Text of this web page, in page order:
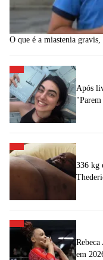
O que é a miastenia
Após
336 kg
em